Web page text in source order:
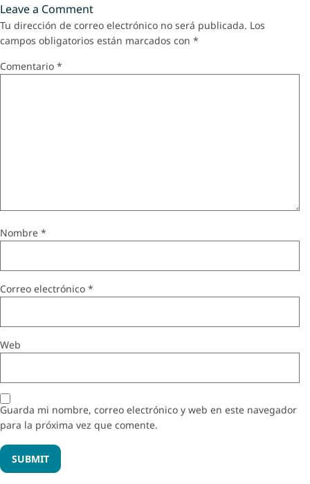
Leave a Comment
Tu dirección de correo electrónico no será publicada. Los
campos obligatorios están marcados con *
Comentario *
Nombre *
Correo electrónico *
Web
Guarda mi nombre, correo electrónico y web en este navegador
para la próxima vez que comente.